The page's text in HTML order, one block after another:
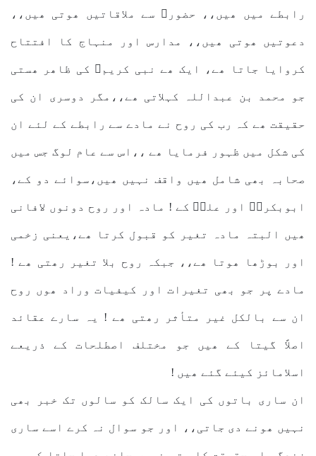
رابطے میں ھیں،، حضورﷺ سے ملاقاتیں ھوتی ھیں،،
دعوتیں ھوتی ھیں،، مدارس اور منہاج کا افتتاح
کروایا جاتا ھے، ایک ھے نبی کریمﷺ کی ظاھر ھستی
جو محمد بن عبداللہ کہلاتی ھے،،مگر دوسری ان کی
حقیقت ھے کہ رب کی روح نے مادے سے رابطے کے لئے ان
کی شکل میں ظہور فرمایا ھے ،،اس سے عام لوگ جس میں
صحابہ بھی شامل ھیں واقف نہیں ھیں،سوائے دو کے،
ابوبکر،ؓ اور علیؓ کے ! مادہ اور روح دونوں لافانی
ھیں البتہ مادہ تغیر کو قبول کرتا ھے،یعنی زخمی
اور بوڑھا ھوتا ھے،، جبکہ روح بلا تغیر رھتی ھے !
مادے پر جو بھی تغیرات اور کیفیات وراد ھوں روح
ان سے بالکل غیر متأثر رھتی ھے ! یہ سارے عقائد
اصلاً گیتا کے ھیں جو مختلف اصطلحات کے ذریعے
اسلامائز کیئے گئے ھیں !
ان ساری باتوں کی ایک سالک کو سالوں تک خبر بھی
نہیں ھونے دی جاتی،، اور جو سوال نہ کرے اسے ساری